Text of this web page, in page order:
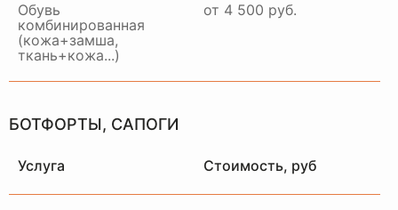
Обувь
комбинированная
(кожа+замша,
ткань+кожа...)
от 4 500 руб.
БОТФОРТЫ, САПОГИ
Услуга Стоимость, руб